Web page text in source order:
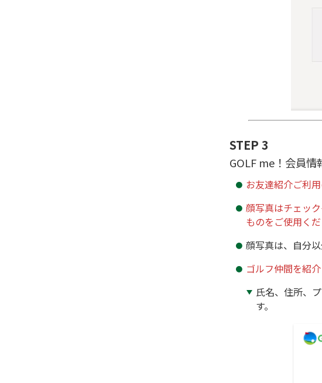
STEP 3
GOLF me！会員情
お友達紹介ご利
顔写真はチェッ
ものをご使用くだ
顔写真は、自分
ゴルフ仲間を紹
氏名、住所、
す。